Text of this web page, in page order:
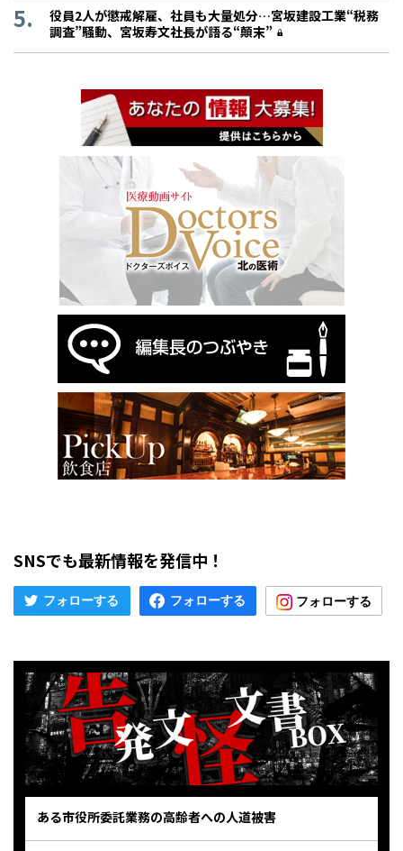
役員2人が懲戒解雇、社員も大量処分…宮坂建設工業“税務
調査”騒動、宮坂寿文社長が語る“顛末”
SNSでも最新情報を発信中！
ある市役所委託業務の高齢者への人道被害